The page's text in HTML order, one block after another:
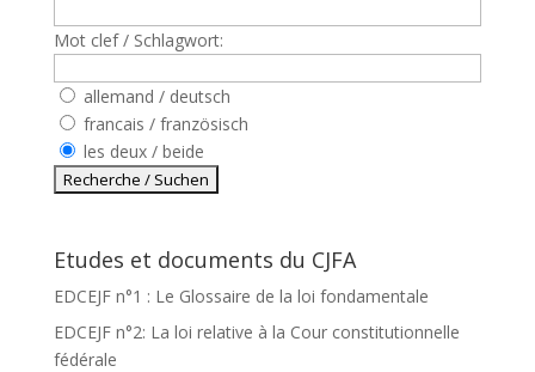
Mot clef / Schlagwort:
allemand / deutsch
francais / französisch
les deux / beide
Etudes et documents du CJFA
EDCEJF n°1 : Le Glossaire de la loi fondamentale
EDCEJF n°2: La loi relative à la Cour constitutionnelle
fédérale